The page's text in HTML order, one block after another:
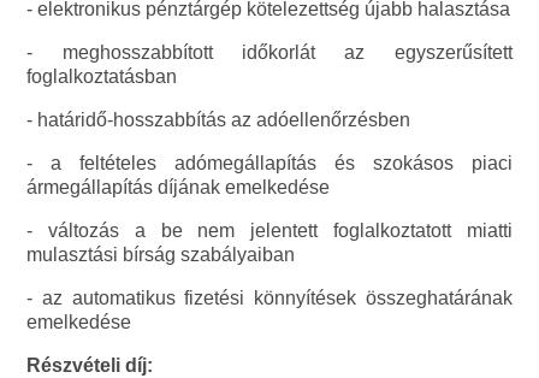
- elektronikus pénztárgép kötelezettség újabb halasztása
- meghosszabbított időkorlát az egyszerűsített
foglalkoztatásban
- határidő-hosszabbítás az adóellenőrzésben
- a feltételes adómegállapítás és szokásos piaci
ármegállapítás díjának emelkedése
- változás a be nem jelentett foglalkoztatott miatti
mulasztási bírság szabályaiban
- az automatikus fizetési könnyítések összeghatárának
emelkedése
Részvételi díj: